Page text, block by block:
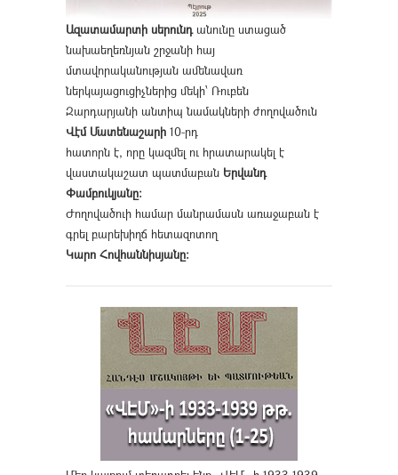
Ազատամարտի սերունդանունը ստացած
նախաեղեռնյան շրջանի հայ
մտավորականության ամենավառ
ներկայացուցիչներից մեկի՝ Ռուբեն
Զարդարյանի անտիպ նամակների ժողովածուն
Վէմ Մատենաշարի 10-րդ
հատորն է, որը կազմել ու հրատարակել է
վաստակաշատ պատմաբան Երվանդ
Փամբուկյանը։
Ժողովածուի համար մանրամասն առաջաբան է
գրել բարեխիղճ հետազոտող
Կարո Հովհաննիսյանը։